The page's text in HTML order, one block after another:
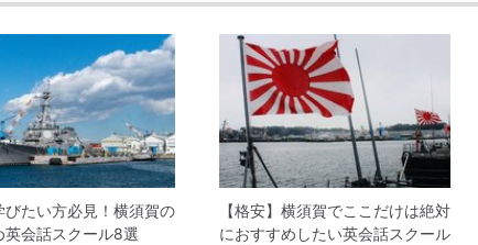
びたい方必見！横須賀の
英会話スクール8選
【格安】横須賀でここだけは絶対
におすすめしたい英会話スクール